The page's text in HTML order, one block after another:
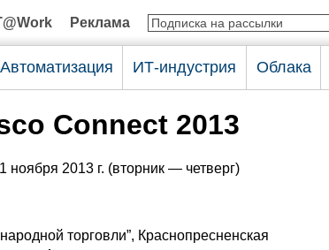
Реклама
Автоматизация ИТ-индустрия Облака
Connect 2013
ноября 2013 г. (вторник — четверг)
торговли”, Краснопресненская